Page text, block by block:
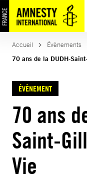
Accueil
Évènements
70 ans de la DUDH-
ÉVÈNEMENT
70 ans
Saint-
Vie